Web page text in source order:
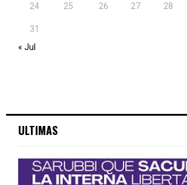
24 25 26 27 28
31
« Jul
ULTIMAS